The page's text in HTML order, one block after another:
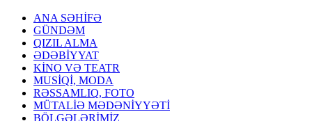
ANA SƏHİFƏ
GÜNDƏM
QIZIL ALMA
ƏDƏBİYYAT
KİNO VƏ TEATR
MUSİQİ, MODA
RƏSSAMLIQ, FOTO
MÜTALİƏ MƏDƏNİYYƏTİ
BÖLGƏLƏRİMİZ